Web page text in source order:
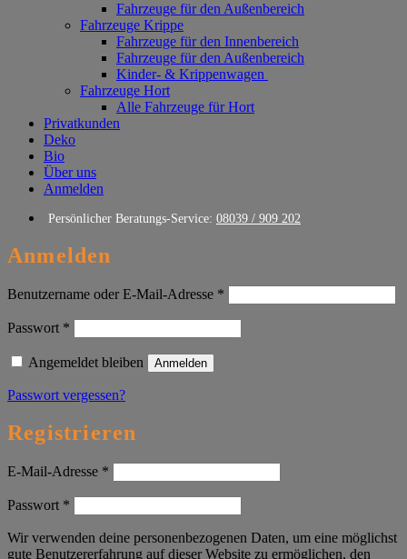
Fahrzeuge für den Außenbereich
Fahrzeuge Krippe
Fahrzeuge für den Innenbereich
Fahrzeuge für den Außenbereich
Kinder- & Krippenwagen
Fahrzeuge Hort
Alle Fahrzeuge für Hort
Privatkunden
Deko
Bio
Über uns
Anmelden
Persönlicher Beratungs-Service: 08039 / 909 202
Anmelden
Benutzername oder E-Mail-Adresse *
Passwort *
Angemeldet bleiben Anmelden
Passwort vergessen?
Registrieren
E-Mail-Adresse *
Passwort *
Wir verwenden deine personenbezogenen Daten, um eine möglichst
gute Benutzererfahrung auf dieser Website zu ermöglichen, den